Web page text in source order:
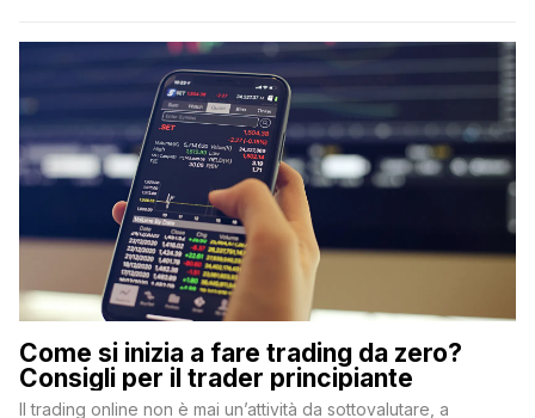
Come si inizia a fare trading da zero?
Consigli per il trader principiante
Il trading online non è mai un’attività da sottovalutare, a